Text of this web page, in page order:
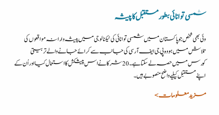
شمسی توانائی بطور مستقبل کا پیشہ
وئی بھی شخص جو پاکستان میں شمسی توانائی کی ٹیکنالوجی میں پیشہ وارانہ مواقعوں کی
تلاش میں ہو وہ پی جی ایف آر سی کی جانب سے کرائے جانے والے تربیتی
کورس میں حصہ لے سکتا ہے۔ 20 شرکا نے اس پیشکش کا استعمال کیا اور اُن کے
اپنے مستقبل کیلیے واضح منصوبے ہیں۔
مزید معلومات >